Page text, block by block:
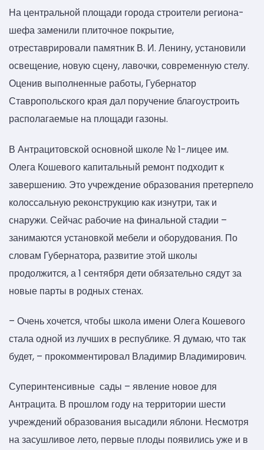
На центральной площади города строители региона-
шефа заменили плиточное покрытие,
отреставрировали памятник В. И. Ленину, установили
освещение, новую сцену, лавочки, современную стелу.
Оценив выполненные работы, Губернатор
Ставропольского края дал поручение благоустроить
располагаемые на площади газоны.
В Антрацитовской основной школе № 1-лицее им.
Олега Кошевого капитальный ремонт подходит к
завершению. Это учреждение образования претерпело
колоссальную реконструкцию как изнутри, так и
снаружи. Сейчас рабочие на финальной стадии –
занимаются установкой мебели и оборудования. По
словам Губернатора, развитие этой школы
продолжится, а 1 сентября дети обязательно сядут за
новые парты в родных стенах.
– Очень хочется, чтобы школа имени Олега Кошевого
стала одной из лучших в республике. Я думаю, что так
будет, – прокомментировал Владимир Владимирович.
Суперинтенсивные сады – явление новое для
Антрацита. В прошлом году на территории шести
учреждений образования высадили яблони. Несмотря
на засушливое лето, первые плоды появились уже и в